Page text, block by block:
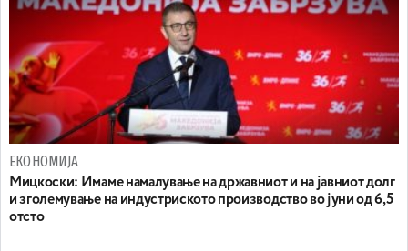
ЕКОНОМИЈА
Mицкоски: Имаме намалување на државниот и на јавниот долг
и зголемување на индустриското производство во јуни од 6,5
отсто